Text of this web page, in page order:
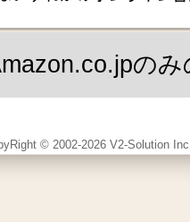
の
© 2002-2026 V2-Solution